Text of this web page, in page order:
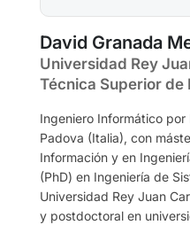
David Granada
Universidad Rey
Técnica Superior
Ingeniero Informático
Padova (Italia), con
Información y en
(PhD) en Ingeniería de
Universidad Rey Juan
y postdoctoral en